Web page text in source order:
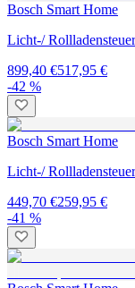
Bosch Smart Home
Licht-/
899,40 €517,95 €
-42 %
Bosch Smart Home
Licht-/
449,70 €259,95 €
-41 %